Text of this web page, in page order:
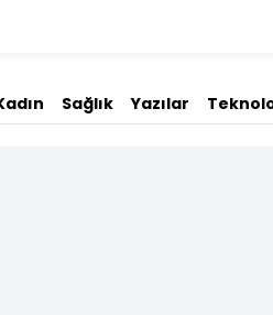
Sağlık Yazılar